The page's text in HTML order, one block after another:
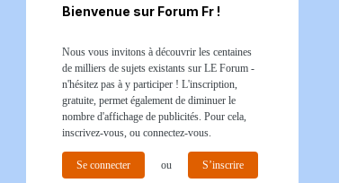
Bienvenue sur Forum Fr !
Nous vous invitons à découvrir les centaines
de milliers de sujets existants sur LE Forum -
n'hésitez pas à y participer ! L'inscription,
gratuite, permet également de diminuer le
nombre d'affichage de publicités. Pour cela,
inscrivez-vous, ou connectez-vous.
Se connecter ou S’inscrire